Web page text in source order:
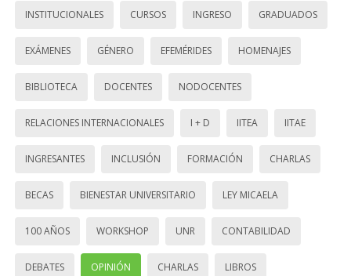
INSTITUCIONALES CURSOS INGRESO GRADUADOS
EXÁMENES GÉNERO EFEMÉRIDES HOMENAJES
BIBLIOTECA DOCENTES NODOCENTES
RELACIONES INTERNACIONALES I + D IITEA IITAE
INGRESANTES INCLUSIÓN FORMACIÓN CHARLAS
BECAS BIENESTAR UNIVERSITARIO LEY MICAELA
100 AÑOS WORKSHOP UNR CONTABILIDAD
DEBATES OPINIÓN CHARLAS LIBROS